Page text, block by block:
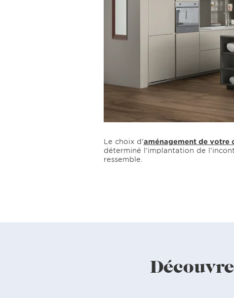
Le choix d’aménagement de votre
déterminé l’implantation de
ressemble.